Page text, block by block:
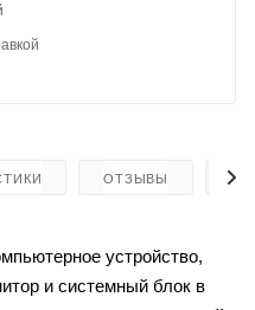
ОТЗЫВЫ
устройство,
и системный блок в